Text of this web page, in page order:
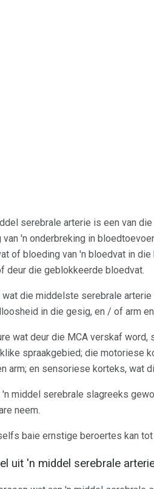
serebrale arterie is een van
van 'n onderbreking in
of bloeding van 'n bloedvat in
deur die geblokkeerde bloedvat.
wat die middelste serebrale arterie
in die gesig, en / of arm
wat deur die MCA verskaf word,
spraakgebied; die motoriese
arm; en sensoriese korteks, wat
'n middel serebrale slagreeks
neem.
baie ernstige beroertes kan tot
uit 'n middel serebrale